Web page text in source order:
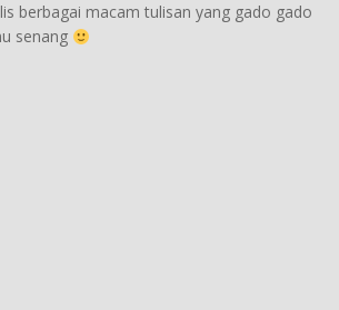
berbagai macam tulisan yang gado gado
senang